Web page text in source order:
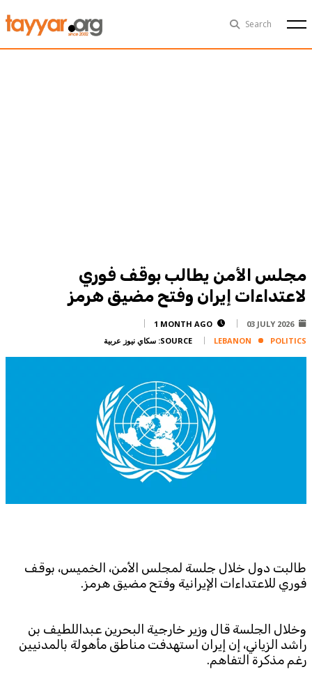
Search
Thu, Aug 6th 29°C
Terms Of Use
Subscribe to the newsletter
مجلس الأمن يطالب بوقف فوري
لاعتداءات إيران وفتح مضيق هرمز
03 JULY 2026
1 MONTH AGO
LEBANON
POLITICS
SOURCE: سكاي نيوز عربية
طالبت دول خلال جلسة لمجلس الأمن، الخميس، بوقف
فوري للاعتداءات الإيرانية وفتح مضيق هرمز.
وخلال الجلسة قال وزير خارجية البحرين عبداللطيف بن
راشد الزياني، إن إيران استهدفت مناطق مأهولة بالمدنيين
رغم مذكرة التفاهم.